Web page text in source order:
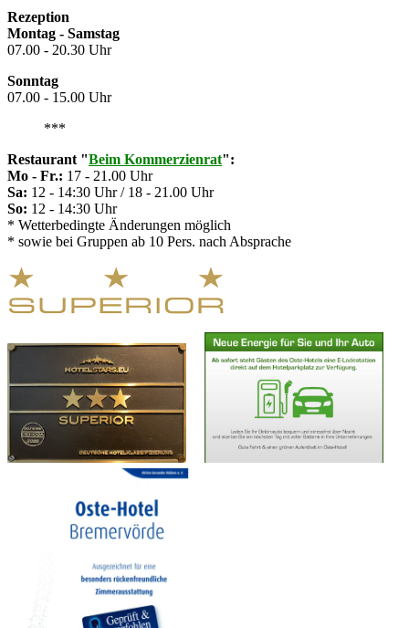
Rezeption
Montag - Samstag
07.00 - 20.30 Uhr
Sonntag
07.00 - 15.00 Uhr
***
Restaurant "Beim Kommerzienrat":
Mo - Fr.: 17 - 21.00 Uhr
Sa: 12 - 14:30 Uhr / 18 - 21.00 Uhr
So: 12 - 14:30 Uhr
* Wetterbedingte Änderungen möglich
* sowie bei Gruppen ab 10 Pers. nach Absprache